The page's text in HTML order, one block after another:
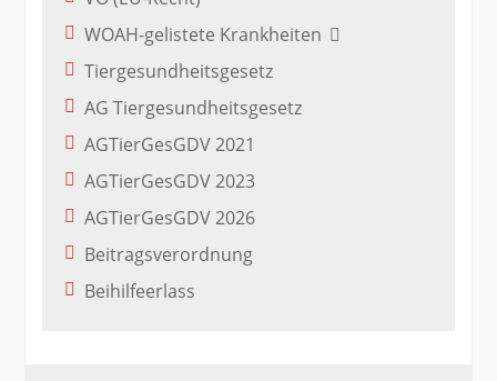
WOAH-gelistete Krankheiten
Tiergesundheitsgesetz
AG Tiergesundheitsgesetz
AGTierGesGDV 2021
AGTierGesGDV 2023
AGTierGesGDV 2026
Beitragsverordnung
Beihilfeerlass